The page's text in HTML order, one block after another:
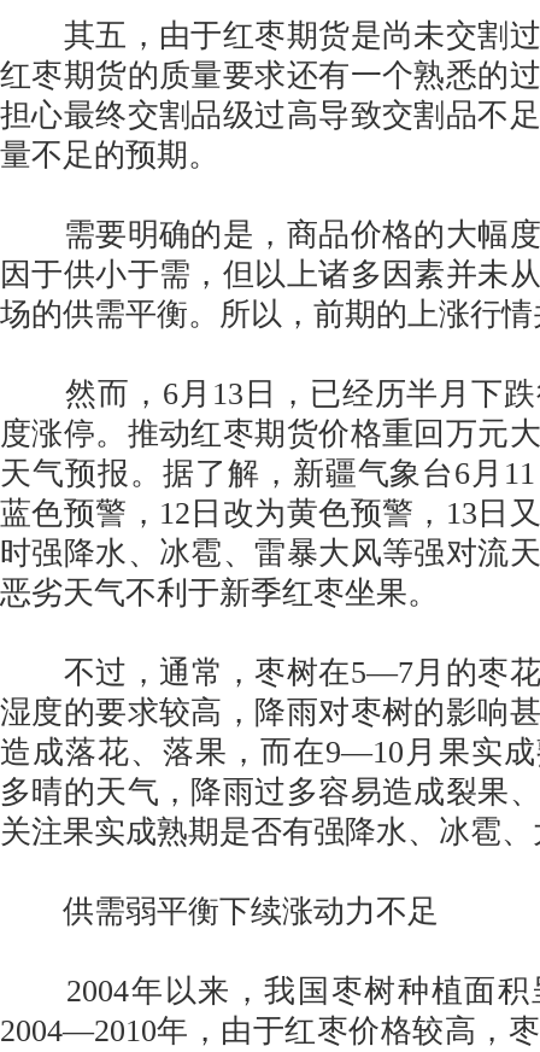
其五，由于红枣期货是尚未交割过
红枣期货的质量要求还有一个熟悉的
担心最终交割品级过高导致交割品不
量不足的预期。
需要明确的是，商品价格的大幅度
因于供小于需，但以上诸多因素并未
场的供需平衡。所以，前期的上涨行
然而，6月13日，已经历半月下跌
度涨停。推动红枣期货价格重回万元
天气预报。据了解，新疆气象台6月
蓝色预警，12日改为黄色预警，13日
时强降水、冰雹、雷暴大风等强对流
恶劣天气不利于新季红枣坐果。
不过，通常，枣树在5—7月的枣花
湿度的要求较高，降雨对枣树的影响
造成落花、落果，而在9—10月果实
多晴的天气，降雨过多容易造成裂果
关注果实成熟期是否有强降水、冰雹
供需弱平衡下续涨动力不足
2004年以来，我国枣树种植面积
2004—2010年，由于红枣价格较高，